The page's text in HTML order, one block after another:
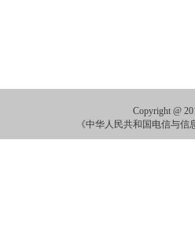
Copyright @
《中华人民共和国电信与